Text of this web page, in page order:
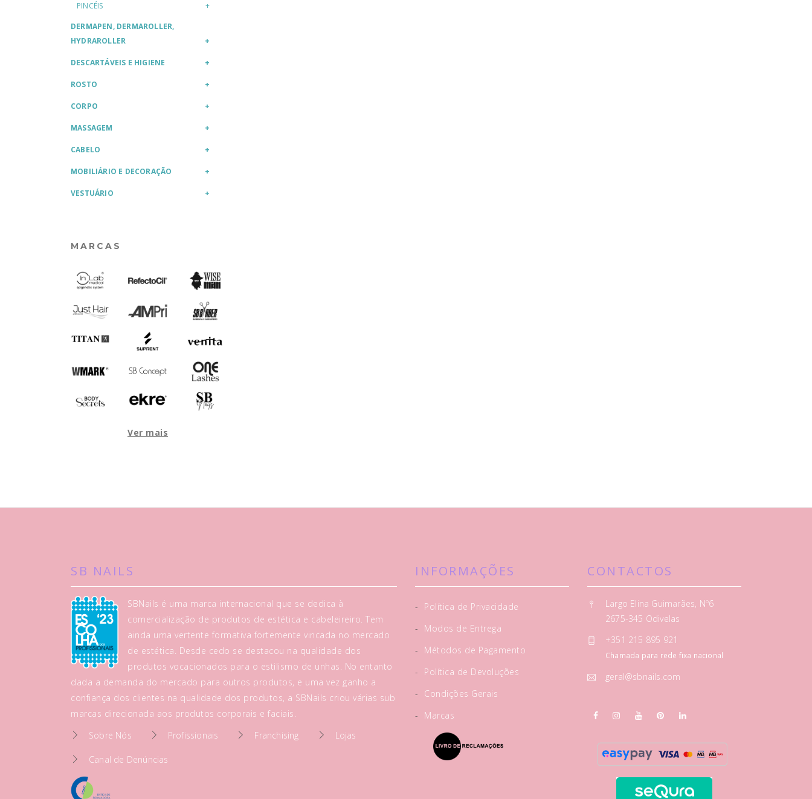
PINCÉIS
DERMAPEN, DERMAROLLER,
HYDRAROLLER
DESCARTÁVEIS E HIGIENE
ROSTO
CORPO
MASSAGEM
CABELO
MOBILIÁRIO E DECORAÇÃO
VESTUÁRIO
MARCAS
Ver mais
SB NAILS
SBNails é uma marca internacional que se dedica à
comercialização de produtos de estética e cabeleireiro. Tem
ainda uma vertente formativa fortemente vincada no mercado
de estética. Desde cedo se destacou na qualidade dos
produtos vocacionados para o estilismo de unhas. No entanto
dada a demanda do mercado para outros produtos, e uma vez ganho a
confiança dos clientes na qualidade dos produtos, a SBNails criou várias sub
marcas direcionada aos produtos corporais e faciais.
Sobre Nós
Profissionais Franchising Lojas
Canal de Denúncias
INFORMAÇÕES
-
Política de Privacidade
-
Modos de Entrega
-
Métodos de Pagamento
-
Política de Devoluções
-
Condições Gerais
-
Marcas
CONTACTOS
Largo Elina Guimarães, Nº6
2675-345 Odivelas
+351 215 895 921
Chamada para rede fixa nacional
geral@sbnails.com